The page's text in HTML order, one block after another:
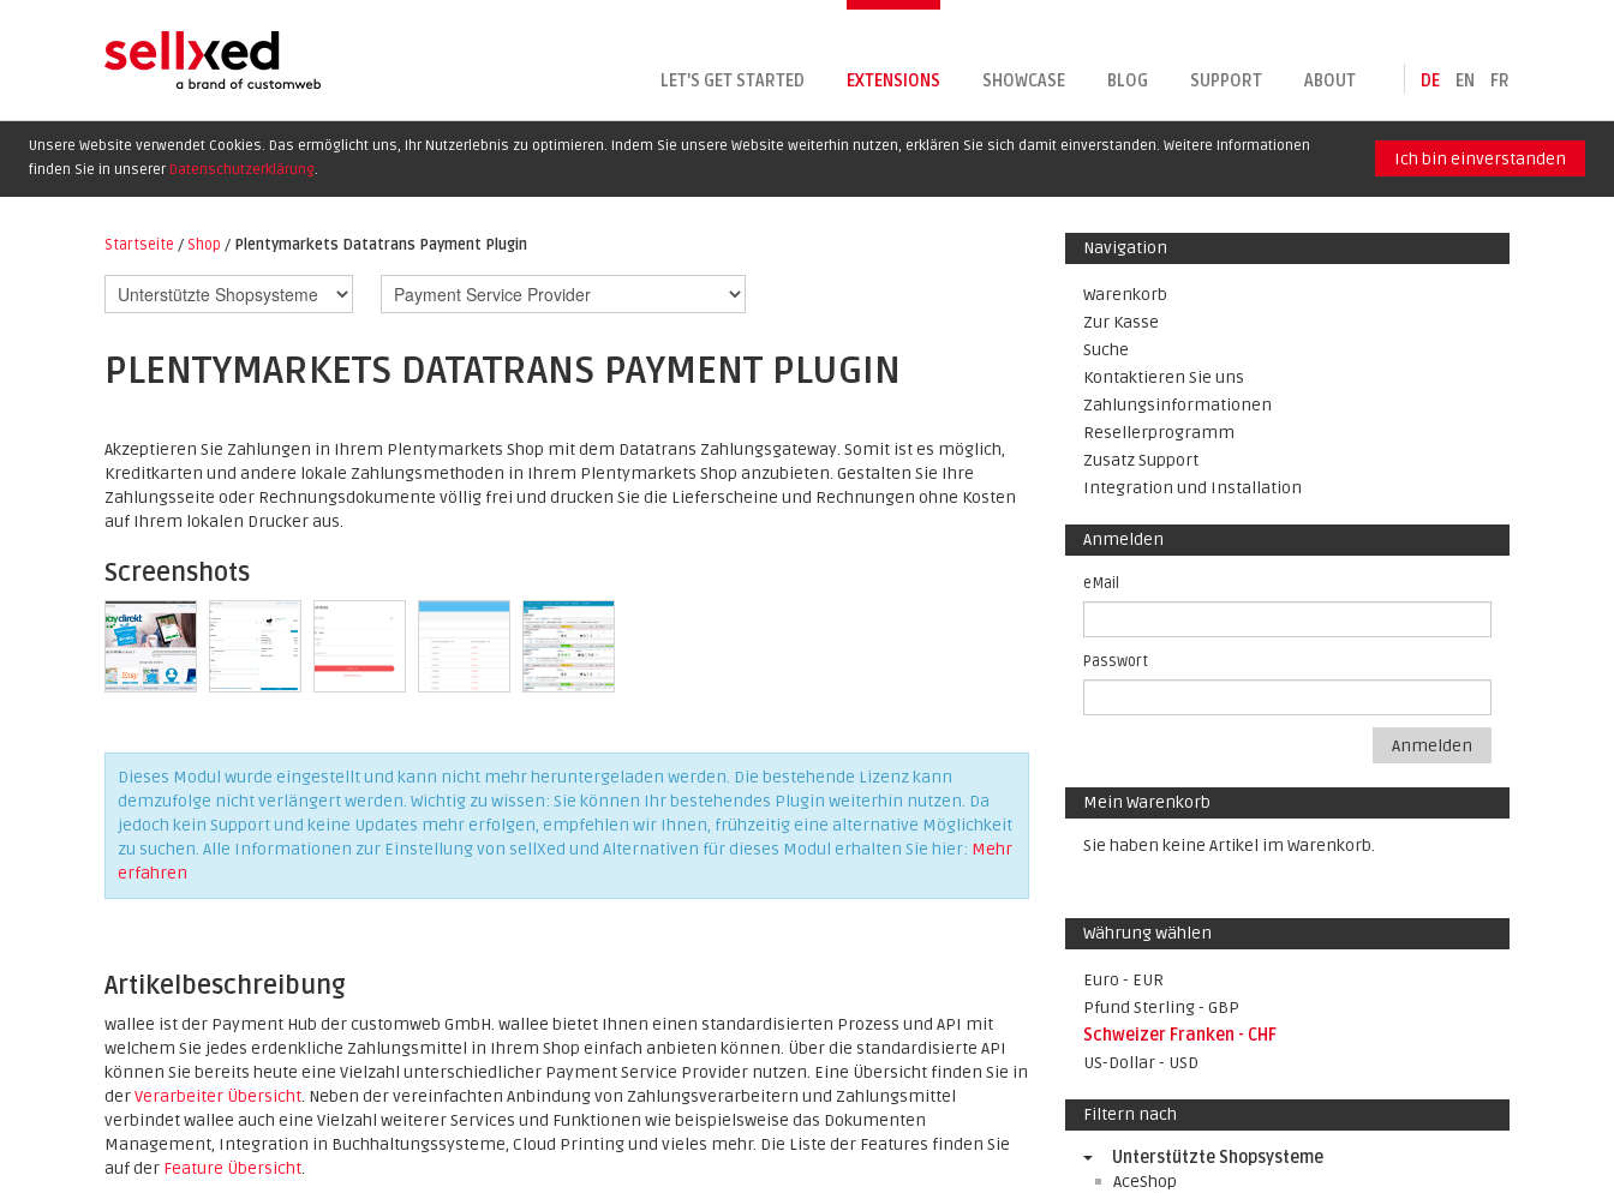
DE EN FR
LET'S GET STARTED EXTENSIONS SHOWCASE BLOG SUPPORT ABOUT
Unsere Website verwendet Cookies. Das ermöglicht uns, Ihr Nutzerlebnis zu optimieren. Indem Sie unsere Website weiterhin nutzen, erklären Sie sich damit einverstanden. Weitere Informationen
finden Sie in unserer Datenschutzerklärung.
Ich bin einverstanden
Startseite / Shop / Plentymarkets Datatrans Payment Plugin
PLENTYMARKETS DATATRANS PAYMENT PLUGIN
Akzeptieren Sie Zahlungen in Ihrem Plentymarkets Shop mit dem Datatrans Zahlungsgateway. Somit ist es möglich,
Kreditkarten und andere lokale Zahlungsmethoden in Ihrem Plentymarkets Shop anzubieten. Gestalten Sie Ihre
Zahlungsseite oder Rechnungsdokumente völlig frei und drucken Sie die Lieferscheine und Rechnungen ohne Kosten
auf Ihrem lokalen Drucker aus.
Screenshots
Dieses Modul wurde eingestellt und kann nicht mehr heruntergeladen werden. Die bestehende Lizenz kann
demzufolge nicht verlängert werden. Wichtig zu wissen: Sie können Ihr bestehendes Plugin weiterhin nutzen. Da
jedoch kein Support und keine Updates mehr erfolgen, empfehlen wir Ihnen, frühzeitig eine alternative Möglichkeit
zu suchen. Alle Informationen zur Einstellung von sellXed und Alternativen für dieses Modul erhalten Sie hier: Mehr
erfahren
Artikelbeschreibung
wallee ist der Payment Hub der customweb GmbH. wallee bietet Ihnen einen standardisierten Prozess und API mit
welchem Sie jedes erdenkliche Zahlungsmittel in Ihrem Shop einfach anbieten können. Über die standardisierte API
können Sie bereits heute eine Vielzahl unterschiedlicher Payment Service Provider nutzen. Eine Übersicht finden Sie in
derVerarbeiter Übersicht. Neben der vereinfachten Anbindung von Zahlungsverarbeitern und Zahlungsmittel
verbindet wallee auch eine Vielzahl weiterer Services und Funktionen wie beispielsweise das Dokumenten
Management, Integration in Buchhaltungssysteme, Cloud Printing und vieles mehr. Die Liste der Features finden Sie
auf der Feature Übersicht.
Navigation
Warenkorb
Zur Kasse
Suche
Kontaktieren Sie uns
Zahlungsinformationen
Resellerprogramm
Zusatz Support
Integration und Installation
Anmelden
eMail
Passwort
Anmelden
Mein Warenkorb
Sie haben keine Artikel im Warenkorb.
Währung wählen
Euro - EUR
Pfund Sterling - GBP
Schweizer Franken - CHF
US-Dollar - USD
Filtern nach
Unterstützte Shopsysteme
AceShop